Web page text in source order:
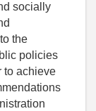
socially
the
policies
to achieve